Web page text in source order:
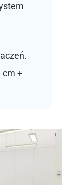
cm +